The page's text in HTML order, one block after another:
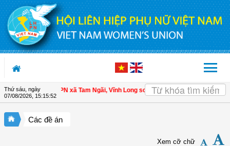
Truy cập nội dung luôn
Thứ sáu, ngày
07/08/2026, 15:15:53
| Hội LHPN xã Tam Ngãi, Vĩnh Long sơ kết công tác Hội và phong trào phụ
Các đề án
Xem cỡ chữ